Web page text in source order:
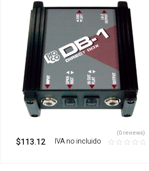
$113.12 ‎ ‎ ‎ IVA no incluido
(0 reviews)